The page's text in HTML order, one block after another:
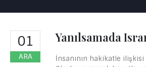
01
ARA
Yanılsamada
İnsanının hakikatle ilişkisi